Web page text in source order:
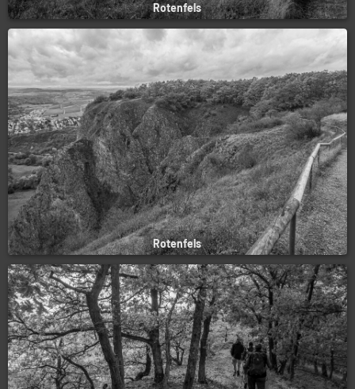
Rotenfels
Rotenfels